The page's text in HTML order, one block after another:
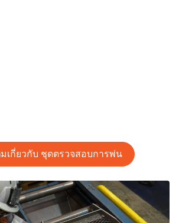
เกี่ยวกับ ชุดตรวจสอบการพ่น